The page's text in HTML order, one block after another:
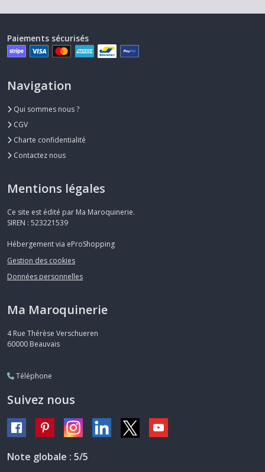
Paiements sécurisés
Navigation
Qui sommes nous ?
CGV
Charte confidentialité
Contactez nous
Mentions légales
Ce site est édité par Ma Maroquinerie.
SIREN : 523221539
Hébergement via eProShopping
Gestion des cookies
Données personnelles
Ma Maroquinerie
4 Rue Thérèse Verschueren
60000 Beauvais
Téléphone
Suivez nous
Note globale : 5/5